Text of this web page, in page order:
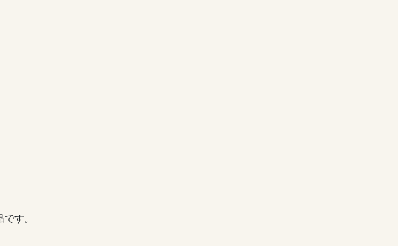
す。